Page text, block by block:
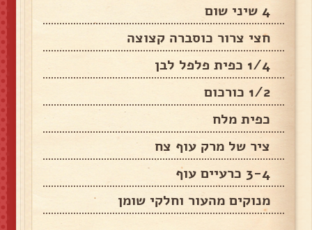
4 שיני שום
חצי צרור כוסברה קצוצה
1/4 כפית פלפל לבן
1/2 כורכום
כפית מלח
ציר של מרק עוף צח
3-4 כרעיים עוף
מנוקים מהעור וחלקי שומן